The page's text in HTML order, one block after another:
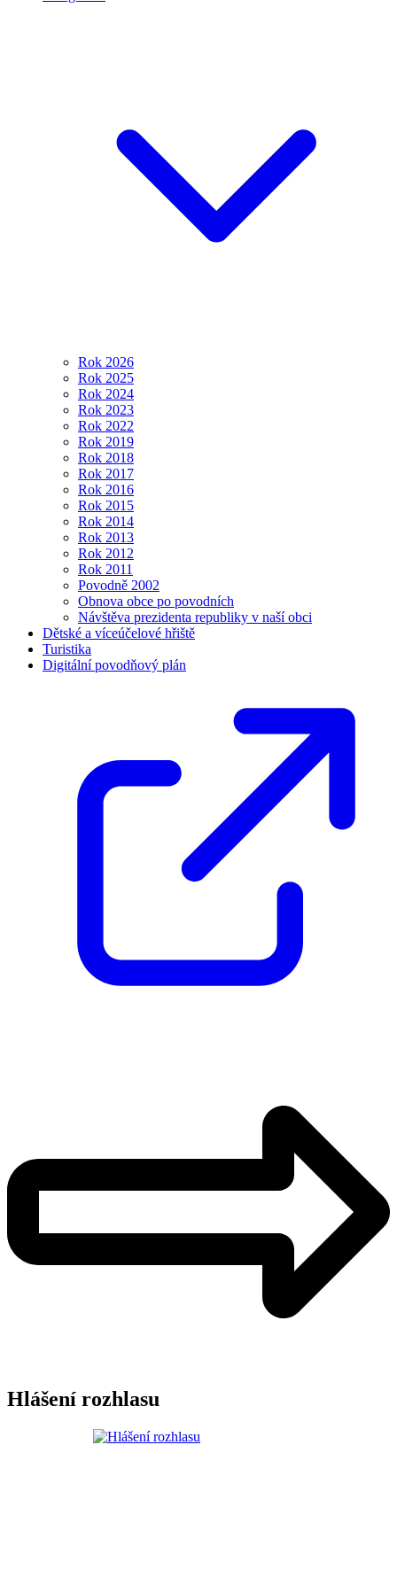
Rok 2026
Rok 2025
Rok 2024
Rok 2023
Rok 2022
Rok 2019
Rok 2018
Rok 2017
Rok 2016
Rok 2015
Rok 2014
Rok 2013
Rok 2012
Rok 2011
Povodně 2002
Obnova obce po povodních
Návštěva prezidenta republiky v naší obci
Dětské a víceúčelové hřiště
Turistika
Digitální povodňový plán
Hlášení rozhlasu